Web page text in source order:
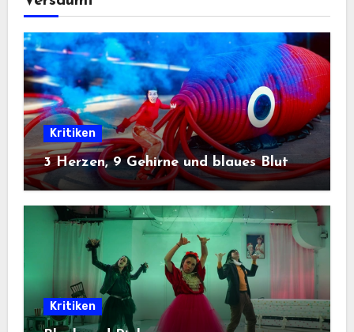
Kritiken
3 Herzen, 9 Gehirne und blaues Blut
Kritiken